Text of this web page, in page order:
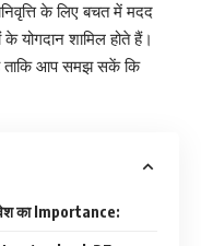
के लिए बचत में मदद
योगदान शामिल होते हैं।
ताकि आप समझ सकें कि
का Importance: